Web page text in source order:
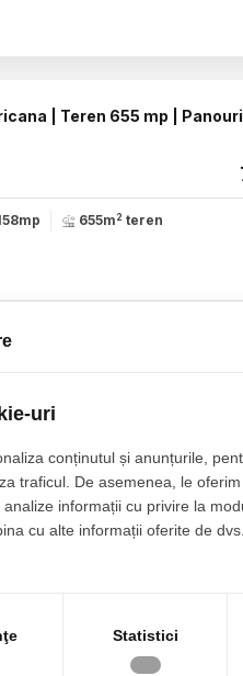
655m2 teren
71.30mp Etaj 2/10
uri
conținutul și anunțurile,
traficul. De asemenea, le
informații cu privire la
cu alte informații oferite de
Statistici